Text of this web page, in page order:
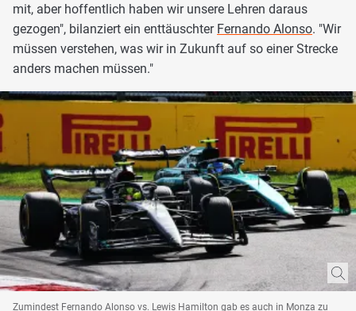
mit, aber hoffentlich haben wir unsere Lehren daraus
gezogen", bilanziert ein enttäuschter Fernando Alonso. "Wir
müssen verstehen, was wir in Zukunft auf so einer Strecke
anders machen müssen."
Zumindest Fernando Alonso vs. Lewis Hamilton gab es auch in Monza zu